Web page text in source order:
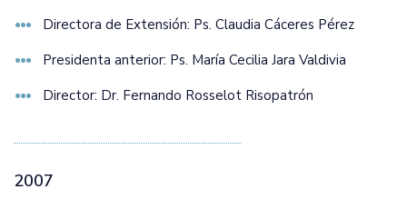
Directora de Extensión: Ps. Claudia Cáceres Pérez
Presidenta anterior: Ps. María Cecilia Jara Valdivia
Director: Dr. Fernando Rosselot Risopatrón
2007